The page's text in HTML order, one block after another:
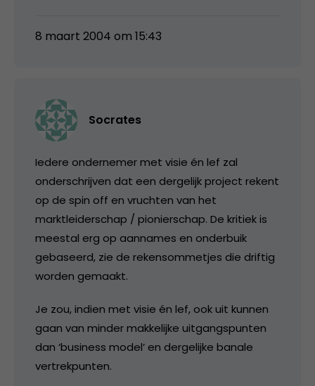
8 maart 2004 om 15:43
Socrates
Iedere ondernemer met visie én lef zal
onderschrijven dat een dergelijk project rekent
op de spin off en vruchten van het
marktleiderschap / pionierschap. De kritiek is
meestal erg op aannames en onderbuik
gebaseerd, zie de rekensommetjes die driftig
worden gemaakt.
Je zou, indien met visie én lef, ook uit kunnen
gaan van minder makkelijke uitgangspunten
dan ‘business model’ en dergelijke banale
vertrekpunten.